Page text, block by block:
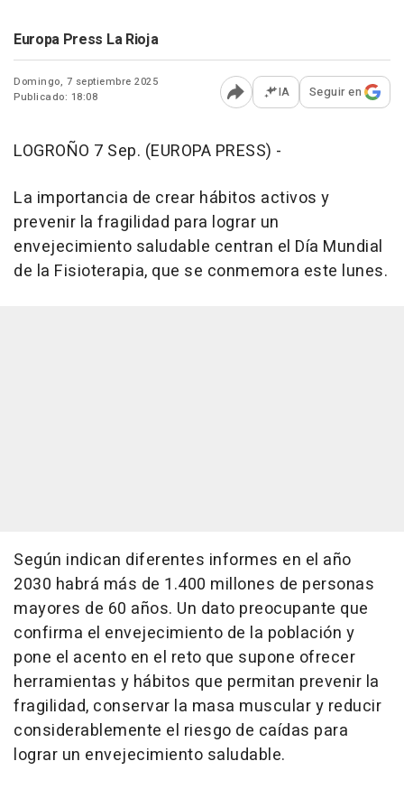
Europa Press La Rioja
Domingo, 7 septiembre 2025
Publicado: 18:08
Abrir opciones para
IA Seguir en
LOGROÑO 7 Sep. (EUROPA PRESS) -
La importancia de crear hábitos activos y
prevenir la fragilidad para lograr un
envejecimiento saludable centran el Día Mundial
de la Fisioterapia, que se conmemora este lunes.
Según indican diferentes informes en el año
2030 habrá más de 1.400 millones de personas
mayores de 60 años. Un dato preocupante que
confirma el envejecimiento de la población y
pone el acento en el reto que supone ofrecer
herramientas y hábitos que permitan prevenir la
fragilidad, conservar la masa muscular y reducir
considerablemente el riesgo de caídas para
lograr un envejecimiento saludable.